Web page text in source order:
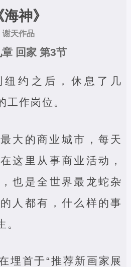
海神》
谢天作品
回家 第3节
纽约之后，休息了几
工作岗位。
大的商业城市，每天
这里从事商业活动，
也是全世界最龙蛇杂
人都有，什么样的事
。
埋首于“推荐新画家展